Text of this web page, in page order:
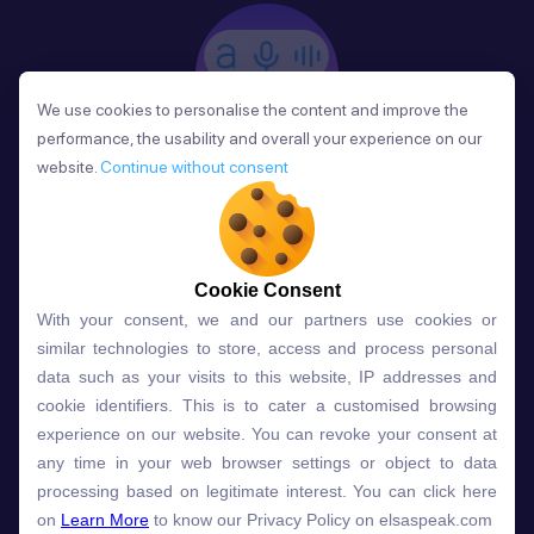
Phản Hồi
Sau mỗi bài học, người học nhận phản hồi về phát
âm và ngữ pháp ngay lập tức, giúp cải thiện kỹ năng
và tiến bộ nhanh chóng.
Lựa chọn gói học ELSA dành
cho bạn
We use cookies to personalise the content and improve the
performance, the usability and overall your experience on our
website. Continue without consent
Cookie Consent
With your consent, we and our partners use cookies or
similar technologies to store, access and process personal
data such as your visits to this website, IP addresses and
cookie identifiers. This is to cater a customised browsing
experience on our website. You can revoke your consent at
any time in your web browser settings or object to data
processing based on legitimate interest. You can click here
on Learn More to know our Privacy Policy on elsaspeak.com
We use cookies to personalise the content and improve the
performance, the usability and overall your experience on our
website. Continue without consent
Cookie Consent
With your consent, we and our partners use cookies or
similar technologies to store, access and process personal
data such as your visits to this website, IP addresses and
cookie identifiers. This is to cater a customised browsing
experience on our website. You can revoke your consent at
any time in your web browser settings or object to data
processing based on legitimate interest. You can click here
on Learn More to know our Privacy Policy on elsaspeak.com